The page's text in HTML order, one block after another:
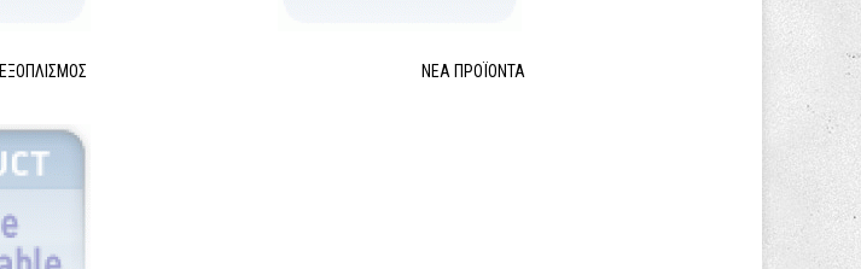
ΕΞΟΠΛΙΣΜΌΣ ΝΈΑ ΠΡΟΪΌΝΤΑ